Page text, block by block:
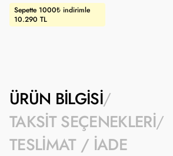
Sepette 1000₺ indirimle
10.290 TL
ÜRÜN BILGISI
TAKSIT SEÇENEKLERI
TESLIMAT / İADE